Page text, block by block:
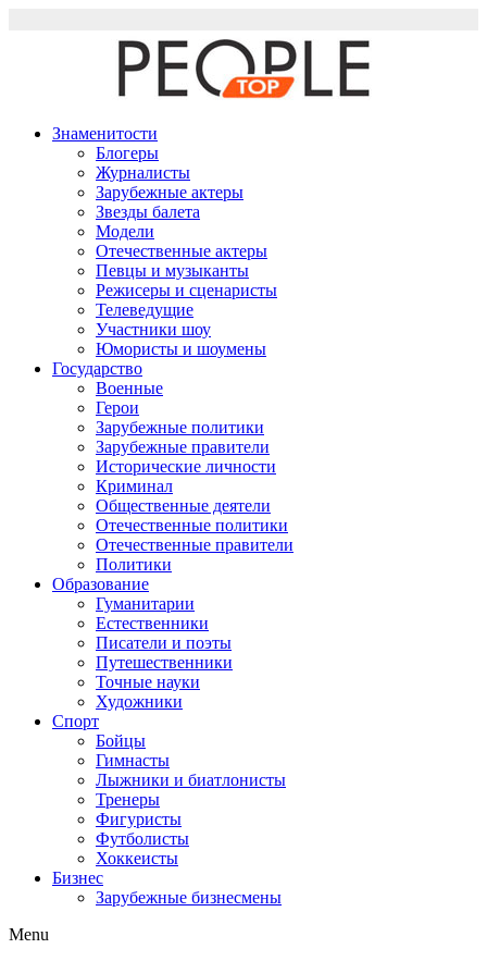
Знаменитости
Блогеры
Журналисты
Зарубежные актеры
Звезды балета
Модели
Отечественные актеры
Певцы и музыканты
Режисеры и сценаристы
Телеведущие
Участники шоу
Юмористы и шоумены
Государство
Военные
Герои
Зарубежные политики
Зарубежные правители
Исторические личности
Криминал
Общественные деятели
Отечественные политики
Отечественные правители
Политики
Образование
Гуманитарии
Естественники
Писатели и поэты
Путешественники
Точные науки
Художники
Спорт
Бойцы
Гимнасты
Лыжники и биатлонисты
Тренеры
Фигуристы
Футболисты
Хоккеисты
Бизнес
Зарубежные бизнесмены
Menu